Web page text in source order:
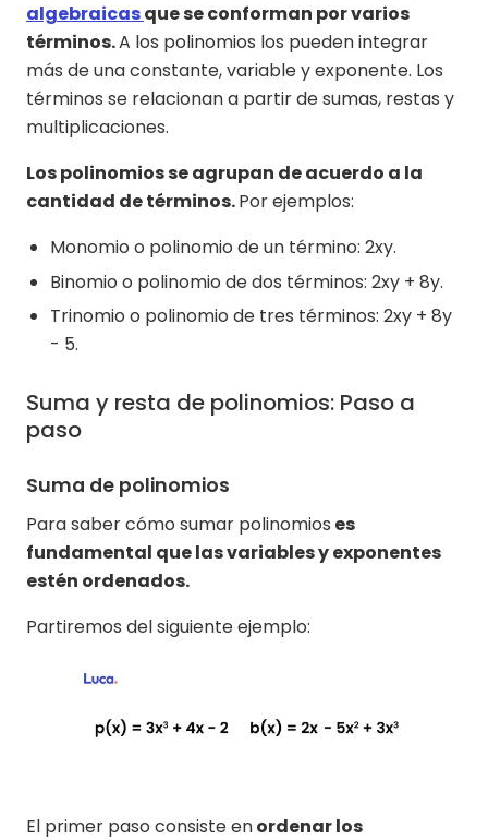
algebraicasque se conforman por varios
términos.A los polinomios los pueden integrar
más de una constante, variable y exponente. Los
términos se relacionan a partir de sumas, restas y
multiplicaciones.
Los polinomios se agrupan de acuerdo a la
cantidad de términos.Por ejemplos:
Monomio o polinomio de un término: 2xy.
Binomio o polinomio de dos términos: 2xy + 8y.
Trinomio o polinomio de tres términos: 2xy + 8y
- 5.
Suma y resta de polinomios: Paso a
paso
Suma de polinomios
Para saber cómo sumar polinomios es
fundamental que las variables y exponentes
estén ordenados.
Partiremos del siguiente ejemplo:
El primer paso consiste enordenar los